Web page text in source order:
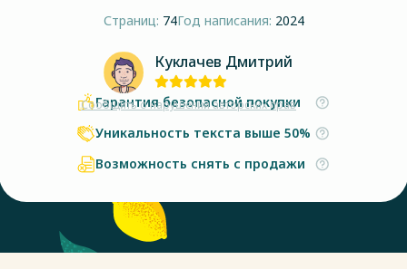
Страниц: 74Год написания: 2024
Куклачев Дмитрий
Сообщить о нарушении авторских прав
Гарантия безопасной покупки
Уникальность текста выше 50%
Возможность снять с продажи